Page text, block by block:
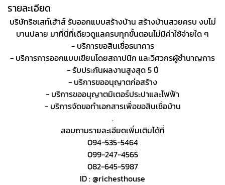
รายละเอียด
บริษัทริชเสท์เฮ้าส์ รับออกแบบสร้างบ้าน สร้างบ้านสวยครบ งบไม่
บานปลาย มาที่นี่ที่เดียวดูแลครบทุกขั้นตอนไม่มีค่าใช้จ่ายใด ๆ
- บริการขอสินเชื่อธนาคาร
- บริการการออกแบบเขียนโดยสถาปนิก และวิศวกรผู้ชำนาญการ
- รับประกันผลงานสูงสุด 5 ปี
- บริการขออนุญาตก่อสร้าง
- บริการขออนุญาตมิเตอร์ประปาและไฟฟ้า
- บริการจัดขอทำเอกสารเพื่อขอสินเชื่อบ้าน
.
สอบถามรายละเอียดเพิ่มเติมได้ที่
094-535-5464
099-247-4565
082-645-5987
ID : @richesthouse